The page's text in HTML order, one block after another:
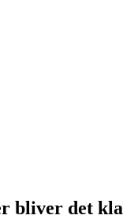
bliver det